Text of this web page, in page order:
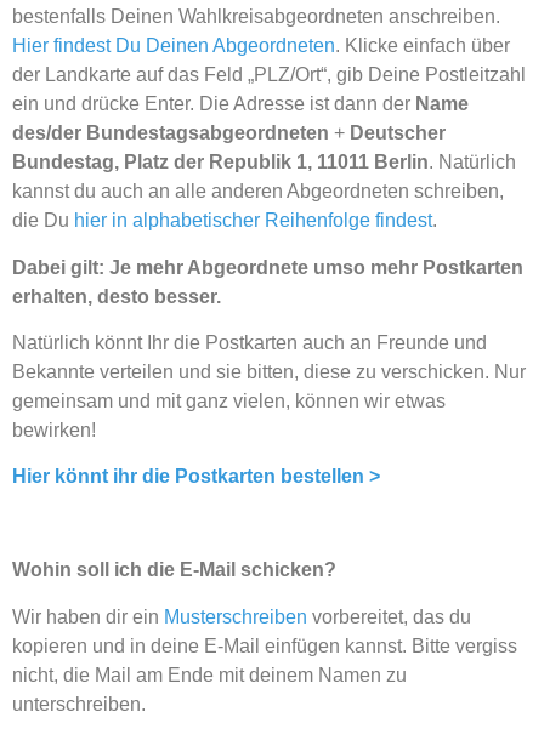
bestenfalls Deinen Wahlkreisabgeordneten anschreiben.
Hier findest Du Deinen Abgeordneten. Klicke einfach über
der Landkarte auf das Feld „PLZ/Ort“, gib Deine Postleitzahl
ein und drücke Enter. Die Adresse ist dann der Name
des/der Bundestagsabgeordneten + Deutscher
Bundestag, Platz der Republik 1, 11011 Berlin. Natürlich
kannst du auch an alle anderen Abgeordneten schreiben,
die Du hier in alphabetischer Reihenfolge findest.
Dabei gilt: Je mehr Abgeordnete umso mehr Postkarten
erhalten, desto besser.
Natürlich könnt Ihr die Postkarten auch an Freunde und
Bekannte verteilen und sie bitten, diese zu verschicken. Nur
gemeinsam und mit ganz vielen, können wir etwas
bewirken!
Hier könnt ihr die Postkarten bestellen >
Wohin soll ich die E-Mail schicken?
Wir haben dir ein Musterschreiben vorbereitet, das du
kopieren und in deine E-Mail einfügen kannst. Bitte vergiss
nicht, die Mail am Ende mit deinem Namen zu
unterschreiben.